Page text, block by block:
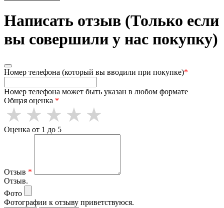
Написать отзыв (Только если
вы совершили у нас покупку)
Номер телефона (который вы вводили при покупке)*
Номер телефона может быть указан в любом формате
Общая оценка *
Оценка от 1 до 5
Отзыв *
Отзыв.
Фото
Фотографии к отзыву приветствуюся.